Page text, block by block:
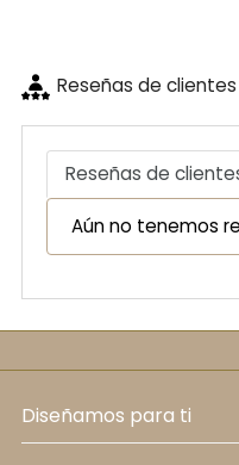
Reseñas de clientes
Reseñas de
Aún no tenemos
diseñamos para ti